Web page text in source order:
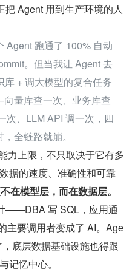
把 Agent 用到生产环境的人
Agent 跑通了 100% 自动
。但当我让 Agent 去
+ 调大模型的复合任务
量库查一次、业务库查
次、LLM API 调一次，四
全链路就崩。
力上限，不只取决于它有多
据的速度、准确性和可靠
在模型层，而在数据层。
——DBA 写 SQL，应用通
主要调用者变成了 AI。Age
，底层数据基础设施也得跟
记忆中心。